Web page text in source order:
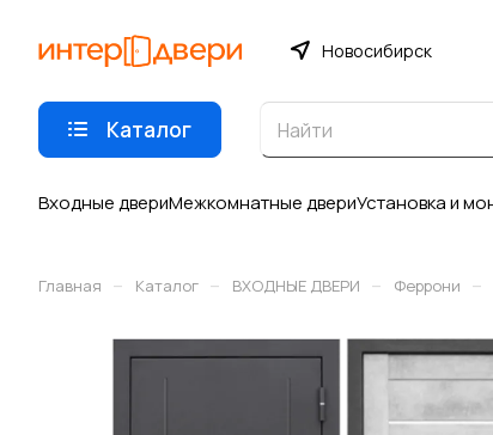
Новосибирск
Каталог
Входные двериМежкомнатные двериУстановка и
Главная – Каталог – ВХОДНЫЕ ДВЕРИ – Феррони –